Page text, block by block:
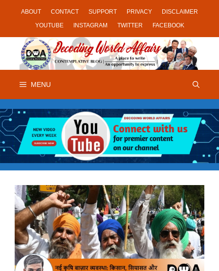
ABOUT CONTACT SUPPORT PRIVACY
DISCLAIMER
YOUTUBE
INSTAGRAM TWITTER FACEBOOK
MENU